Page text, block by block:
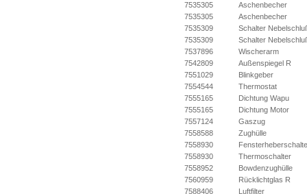
7535305
Aschenbecher
7535305
Aschenbecher
7535309
Schalter
7535309
Schalter
7537896
Wischerarm
7542809
Außenspiegel R
7551029
Blinkgeber
7554544
Thermostat
7555165
Dichtung Wapu
7555165
Dichtung Motor
7557124
Gaszug
7558588
Zughülle
7558930
7558930
Thermoschalter
7558952
Bowdenzughülle
7560959
Rücklichtglas R
7588406
Luftfilter